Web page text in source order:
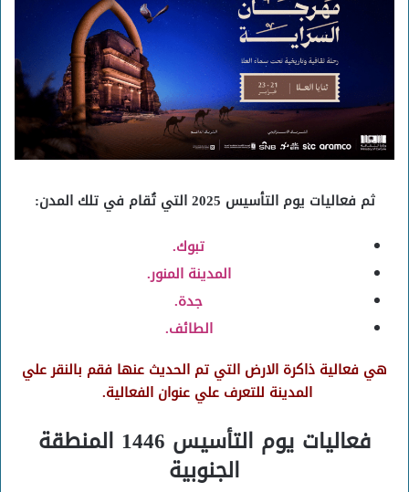
ثم فعاليات يوم التأسيس 2025 التي تُقام في تلك المدن:
تبوك.
المدينة المنور.
جدة.
الطائف.
هي فعالية ذاكرة الارض التي تم الحديث عنها فقم بالنقر علي
المدينة للتعرف علي عنوان الفعالية.
فعاليات يوم التأسيس 1446 المنطقة
الجنوبية